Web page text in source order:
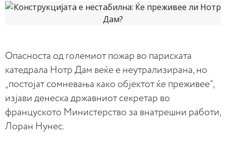
Опасноста од големиот пожар во париската
катедрала Нотр Дам веќе е неутрализирана, но
„постојат сомневања како објектот ќе преживее“,
изјави денеска државниот секретар во
француското Министерство за внатрешни работи,
Лоран Нунес.